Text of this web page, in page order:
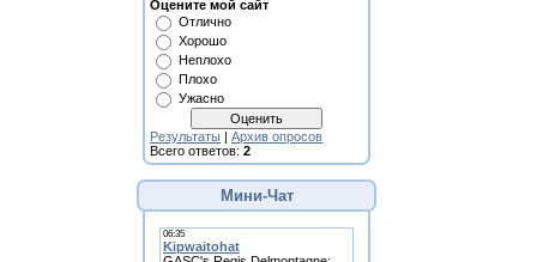
Оцените мой сайт
Отлично
Хорошо
Неплохо
Плохо
Ужасно
Результаты | Архив опросов
Всего ответов: 2
Мини-Чат